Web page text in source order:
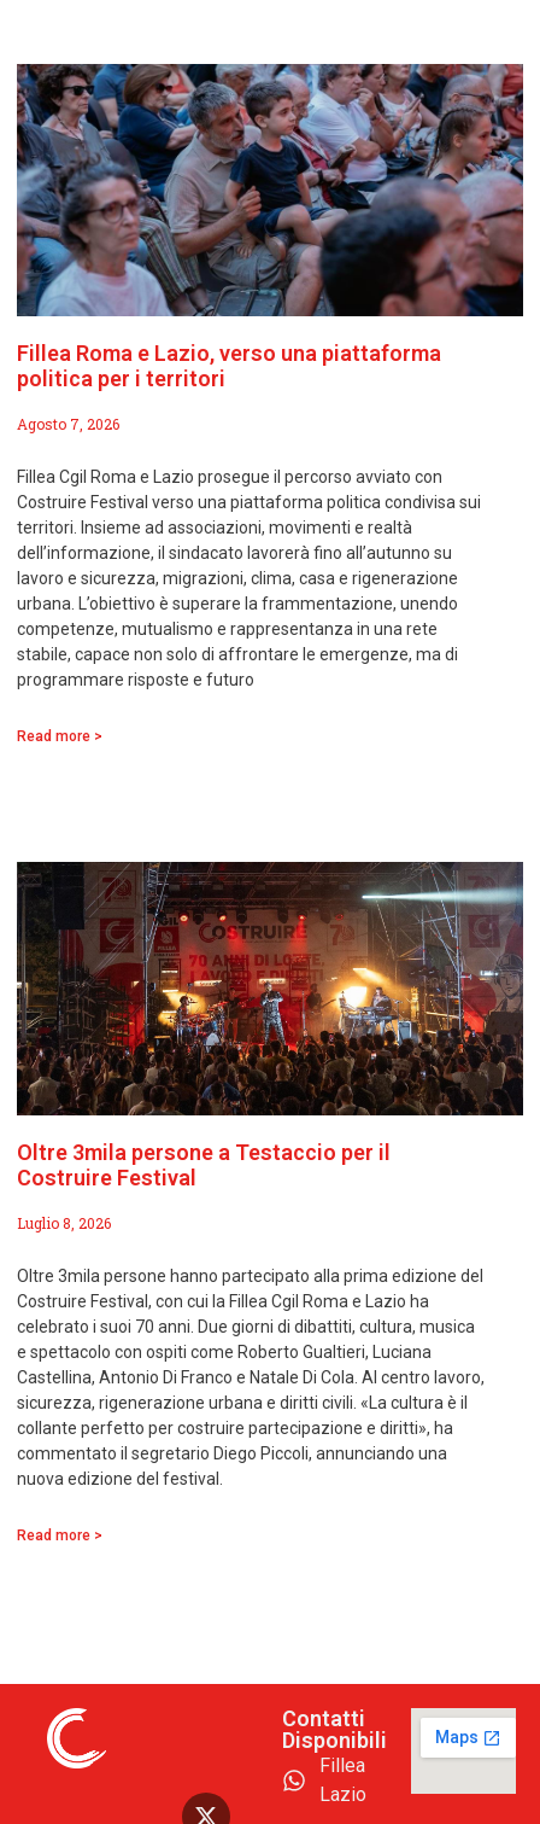
Fillea Roma e Lazio, verso una piattaforma
politica per i territori
Agosto 7, 2026
Fillea Cgil Roma e Lazio prosegue il percorso avviato con
Costruire Festival verso una piattaforma politica condivisa sui
territori. Insieme ad associazioni, movimenti e realtà
dell’informazione, il sindacato lavorerà fino all’autunno su
lavoro e sicurezza, migrazioni, clima, casa e rigenerazione
urbana. L’obiettivo è superare la frammentazione, unendo
competenze, mutualismo e rappresentanza in una rete
stabile, capace non solo di affrontare le emergenze, ma di
programmare risposte e futuro
Read more >
Oltre 3mila persone a Testaccio per il
Costruire Festival
Luglio 8, 2026
Oltre 3mila persone hanno partecipato alla prima edizione del
Costruire Festival, con cui la Fillea Cgil Roma e Lazio ha
celebrato i suoi 70 anni. Due giorni di dibattiti, cultura, musica
e spettacolo con ospiti come Roberto Gualtieri, Luciana
Castellina, Antonio Di Franco e Natale Di Cola. Al centro lavoro,
sicurezza, rigenerazione urbana e diritti civili. «La cultura è il
collante perfetto per costruire partecipazione e diritti», ha
commentato il segretario Diego Piccoli, annunciando una
nuova edizione del festival.
Read more >
Contatti
Disponibili
Fillea
Lazio